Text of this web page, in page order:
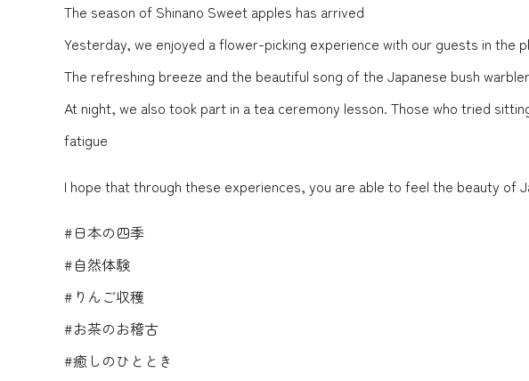
The season of Shinano Sweet apples has arrived
Yesterday, we enjoyed a flower-picking experience with our guests in the
The refreshing breeze and the beautiful song of the Japanese bush
At night, we also took part in a tea ceremony lesson. Those who tried
fatigue
I hope that through these experiences, you are able to feel the beauty of
#日本の四季
#自然体験
#りんご収穫
#お茶のお稽古
#癒しのひととき